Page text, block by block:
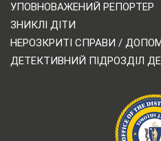
УПОВНОВАЖЕНИЙ РЕПОРТЕР
ЗНИКЛІ ДІТИ
НЕРОЗКРИТІ СПРАВИ /
ДЕТЕКТИВНИЙ ПІДРОЗДІЛ